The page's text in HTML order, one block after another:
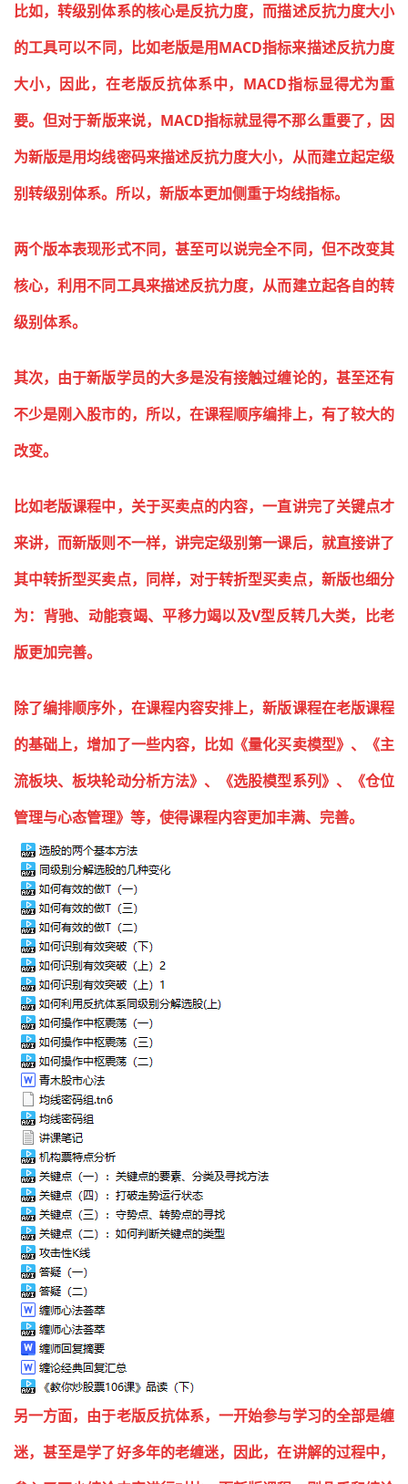
比如，转级别体系的核心是反抗力度，而描述反抗力度大小
的工具可以不同，比如老版是用MACD指标来描述反抗力度
大小，因此，在老版反抗体系中，MACD指标显得尤为重
要。但对于新版来说，MACD指标就显得不那么重要了，因
为新版是用均线密码来描述反抗力度大小，从而建立起定级
别转级别体系。所以，新版本更加侧重于均线指标。
两个版本表现形式不同，甚至可以说完全不同，但不改变其
核心，利用不同工具来描述反抗力度，从而建立起各自的转
级别体系。
其次，由于新版学员的大多是没有接触过缠论的，甚至还有
不少是刚入股市的，所以，在课程顺序编排上，有了较大的
改变。
比如老版课程中，关于买卖点的内容，一直讲完了关键点才
来讲，而新版则不一样，讲完定级别第一课后，就直接讲了
其中转折型买卖点，同样，对于转折型买卖点，新版也细分
为：背驰、动能衰竭、平移力竭以及V型反转几大类，比老
版更加完善。
除了编排顺序外，在课程内容安排上，新版课程在老版课程
的基础上，增加了一些内容，比如《量化买卖模型》、《主
流板块、板块轮动分析方法》、《选股模型系列》、《仓位
管理与心态管理》等，使得课程内容更加丰满、完善。
另一方面，由于老版反抗体系，一开始参与学习的全部是缠
迷，甚至是学了好多年的老缠迷，因此，在讲解的过程中，